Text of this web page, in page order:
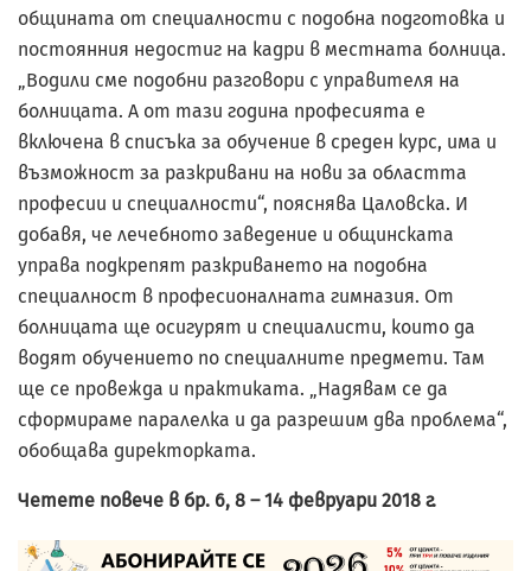
общината от специалности с подобна подготовка и
постоянния недостиг на кадри в местната болница.
„Водили сме подобни разговори с управителя на
болницата. А от тази година професията е
включена в списъка за обучение в среден курс, има и
възможност за разкривани на нови за областта
професии и специалности“, пояснява Цаловска. И
добавя, че лечебното заведение и общинската
управа подкрепят разкриването на подобна
специалност в професионалната гимназия. От
болницата ще осигурят и специалисти, които да
водят обучението по специалните предмети. Там
ще се провежда и практиката. „Надявам се да
сформираме паралелка и да разрешим два проблема“,
обобщава директорката.
Четете повече в бр. 6, 8 – 14 февруари 2018 г.